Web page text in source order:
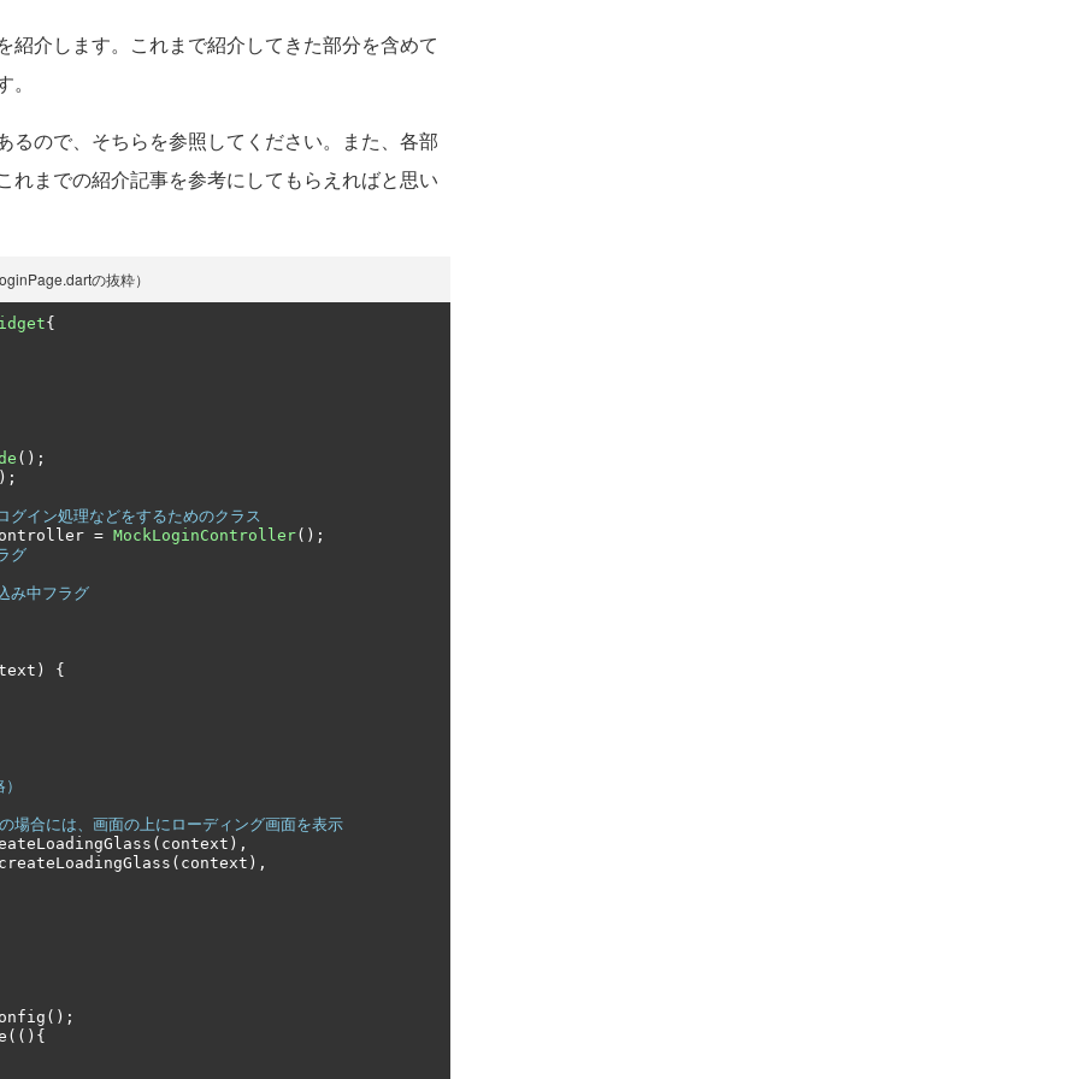
介します。これまで紹介してきた部分を含めて
ので、そちらを参照してください。また、各部
れまでの紹介記事を参考にしてもらえればと思い
の抜粋）
{
();
イン処理などをするためのクラス
= MockLoginController();
グ
み中フラグ
) {
合には、画面の上にローディング画面を表示
( context ),
( context ),
();
((){